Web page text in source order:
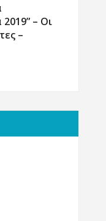
– Οι
–